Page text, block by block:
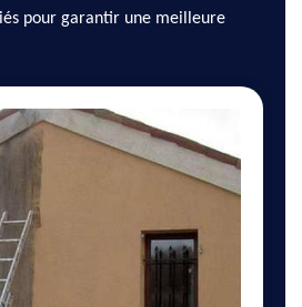
pour garantir une meilleure